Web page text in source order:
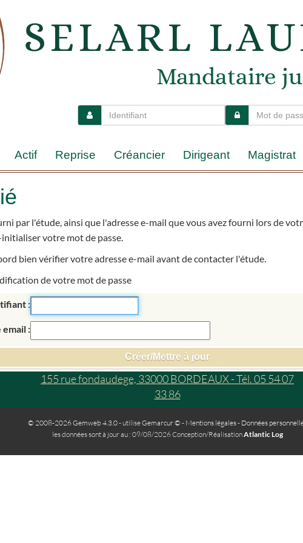
Actif Reprise Créancier Dirigeant Magistrat
par l'étude, ainsi que l'adresse e-mail que vous avez fourni lors de
votre mot de passe.
bien vérifier votre adresse e-mail avant de contacter l'étude.
de votre mot de passe
email
155 rue fondaudege, 33000 BORDEAUX - Tél. 05 54 07
33 86
© 2008-2026 Gemweb 4.3.0- utiliseGemarcur © - Mentions légales- Données
les données sont à jour au : 09/08/2026 Conception/RéalisationAtlantic Log